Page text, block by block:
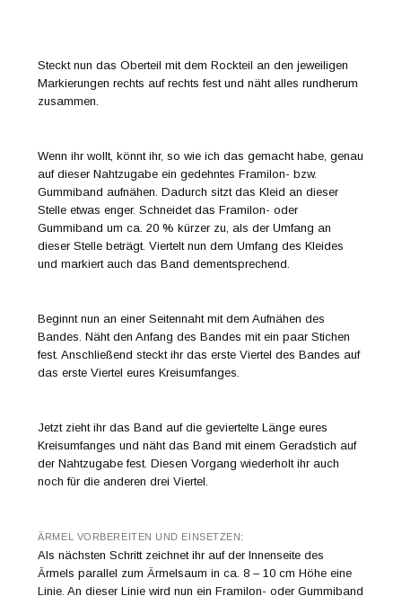
Steckt nun das Oberteil mit dem Rockteil an den jeweiligen
Markierungen rechts auf rechts fest und näht alles rundherum
zusammen.
Wenn ihr wollt, könnt ihr, so wie ich das gemacht habe, genau
auf dieser Nahtzugabe ein gedehntes Framilon- bzw.
Gummiband aufnähen. Dadurch sitzt das Kleid an dieser
Stelle etwas enger. Schneidet das Framilon- oder
Gummiband um ca. 20 % kürzer zu, als der Umfang an
dieser Stelle beträgt. Viertelt nun dem Umfang des Kleides
und markiert auch das Band dementsprechend.
Beginnt nun an einer Seitennaht mit dem Aufnähen des
Bandes. Näht den Anfang des Bandes mit ein paar Stichen
fest. Anschließend steckt ihr das erste Viertel des Bandes auf
das erste Viertel eures Kreisumfanges.
Jetzt zieht ihr das Band auf die geviertelte Länge eures
Kreisumfanges und näht das Band mit einem Geradstich auf
der Nahtzugabe fest. Diesen Vorgang wiederholt ihr auch
noch für die anderen drei Viertel.
ÄRMEL VORBEREITEN UND EINSETZEN:
Als nächsten Schritt zeichnet ihr auf der Innenseite des
Ärmels parallel zum Ärmelsaum in ca. 8 – 10 cm Höhe eine
Linie. An dieser Linie wird nun ein Framilon- oder Gummiband